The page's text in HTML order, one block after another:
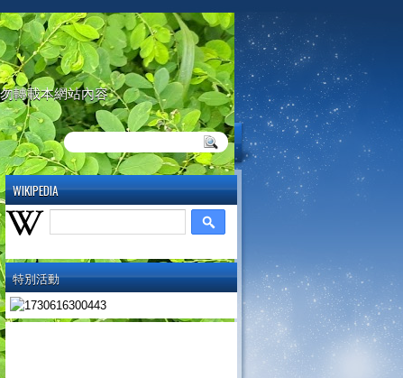
轉載本網站內容
WIKIPEDIA
特別活動